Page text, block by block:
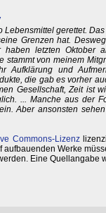
gerettet.
Grenzen hat.
letzten Oktober
von meinem
Aufklärung und
die gab es vorher
Gesellschaft, Zeit ist
... Manche aus der
Aber ansonsten
Commons-Lizenz
Werke
Eine Quellangabe